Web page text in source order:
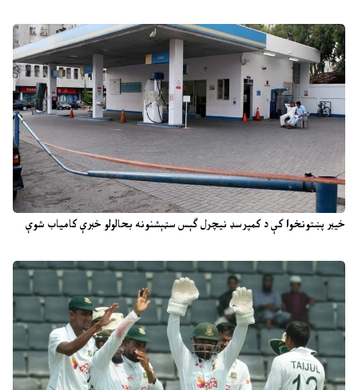
خیبر پښتونخوا کې د کمپرسډ نیچرل ګېس سټېشنونه بحالولو خبرې کامیاب شوې